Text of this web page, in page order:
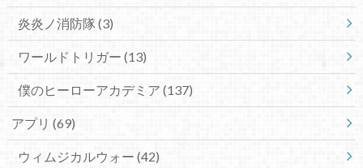
炎炎ノ消防隊(3)
ワールドトリガー (13)
僕のヒーローアカデミア (137)
アプリ (69)
ウィムジカルウォー (42)